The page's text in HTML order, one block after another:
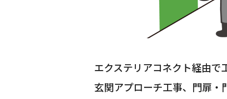
エクステリアコネクト経由で
玄関アプローチ工事、門扉